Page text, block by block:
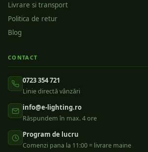
Livrare si transport
Politica de retur
Blog
CONTACT
0723 354 721
Linie directă vânzări
info@e-lighting.ro
Răspundem în max. 4 ore
Program de lucru
Comenzi pana la 11:00 = livrare maine